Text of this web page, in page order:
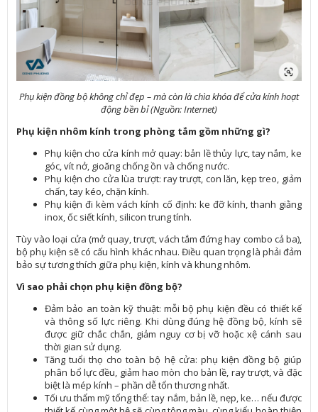
Phụ kiện đồng bộ không chỉ đẹp – mà còn là chìa khóa để cửa kính hoạt
động bền bỉ (Nguồn: Internet)
Phụ kiện nhôm kính trong phòng tắm gồm những gì?
Phụ kiện cho cửa kính mở quay: bản lề thủy lực, tay nắm, ke
góc, vít nở, gioăng chống ồn và chống nước.
Phụ kiện cho cửa lùa trượt: ray trượt, con lăn, kẹp treo, giảm
chấn, tay kéo, chặn kính.
Phụ kiện đi kèm vách kính cố định: ke đỡ kính, thanh giằng
inox, ốc siết kính, silicon trung tính.
Tùy vào loại cửa (mở quay, trượt, vách tắm đứng hay combo cả ba),
bộ phụ kiện sẽ có cấu hình khác nhau. Điều quan trọng là phải đảm
bảo sự tương thích giữa phụ kiện, kính và khung nhôm.
Vì sao phải chọn phụ kiện đồng bộ?
Đảm bảo an toàn kỹ thuật: mỗi bộ phụ kiện đều có thiết kế
và thông số lực riêng. Khi dùng đúng hệ đồng bộ, kính sẽ
được giữ chắc chắn, giảm nguy cơ bị vỡ hoặc xệ cánh sau
thời gian sử dụng.
Tăng tuổi thọ cho toàn bộ hệ cửa: phụ kiện đồng bộ giúp
phân bổ lực đều, giảm hao mòn cho bản lề, ray trượt, và đặc
biệt là mép kính – phần dễ tổn thương nhất.
Tối ưu thẩm mỹ tổng thể: tay nắm, bản lề, nẹp, ke… nếu được